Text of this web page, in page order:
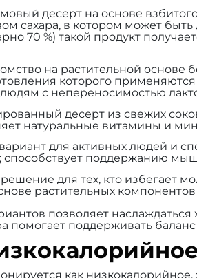
десерт на основе
сахара, в котором может
70 %) такой продукт
на растительной основе
которого
с непереносимостью
десерт из свежих
натуральные витамины и
для активных людей и
поддержанию
для тех, кто избегает
растительных
позволяет
помогает поддерживать
как низкокалорийное,